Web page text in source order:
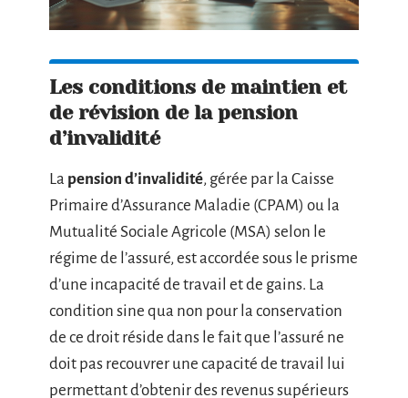
Les conditions de maintien et
de révision de la pension
d’invalidité
La pension d’invalidité, gérée par la Caisse
Primaire d’Assurance Maladie (CPAM) ou la
Mutualité Sociale Agricole (MSA) selon le
régime de l’assuré, est accordée sous le prisme
d’une incapacité de travail et de gains. La
condition sine qua non pour la conservation
de ce droit réside dans le fait que l’assuré ne
doit pas recouvrer une capacité de travail lui
permettant d’obtenir des revenus supérieurs